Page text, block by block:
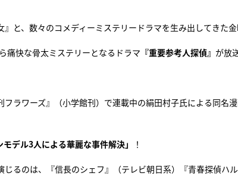
と、数々のコメディーミステリードラマを生み出してきた金
痛快な骨太ミステリーとなるドラマ 『重要参考人探偵』 が放
ラワーズ』（小学館刊）で連載中の絹田村子氏による同名
モデル3人による華麗な事件解決」 ！
るのは、『信長のシェフ』（テレビ朝日系）『青春探偵ハ
E